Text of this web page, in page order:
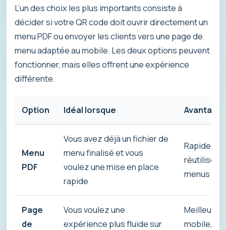
L’un des choix les plus importants consiste à
décider si votre QR code doit ouvrir directement un
menu PDF ou envoyer les clients vers une page de
menu adaptée au mobile. Les deux options peuvent
fonctionner, mais elles offrent une expérience
différente.
Option Idéal lorsque
Menu
PDF
Vous avez déjà un fichier de
menu finalisé et vous
voulez une mise en place
rapide
Rapide à
réutiliser,
menus
Page
de
Vous voulez une
expérience plus fluide sur
Meilleure
mobile,